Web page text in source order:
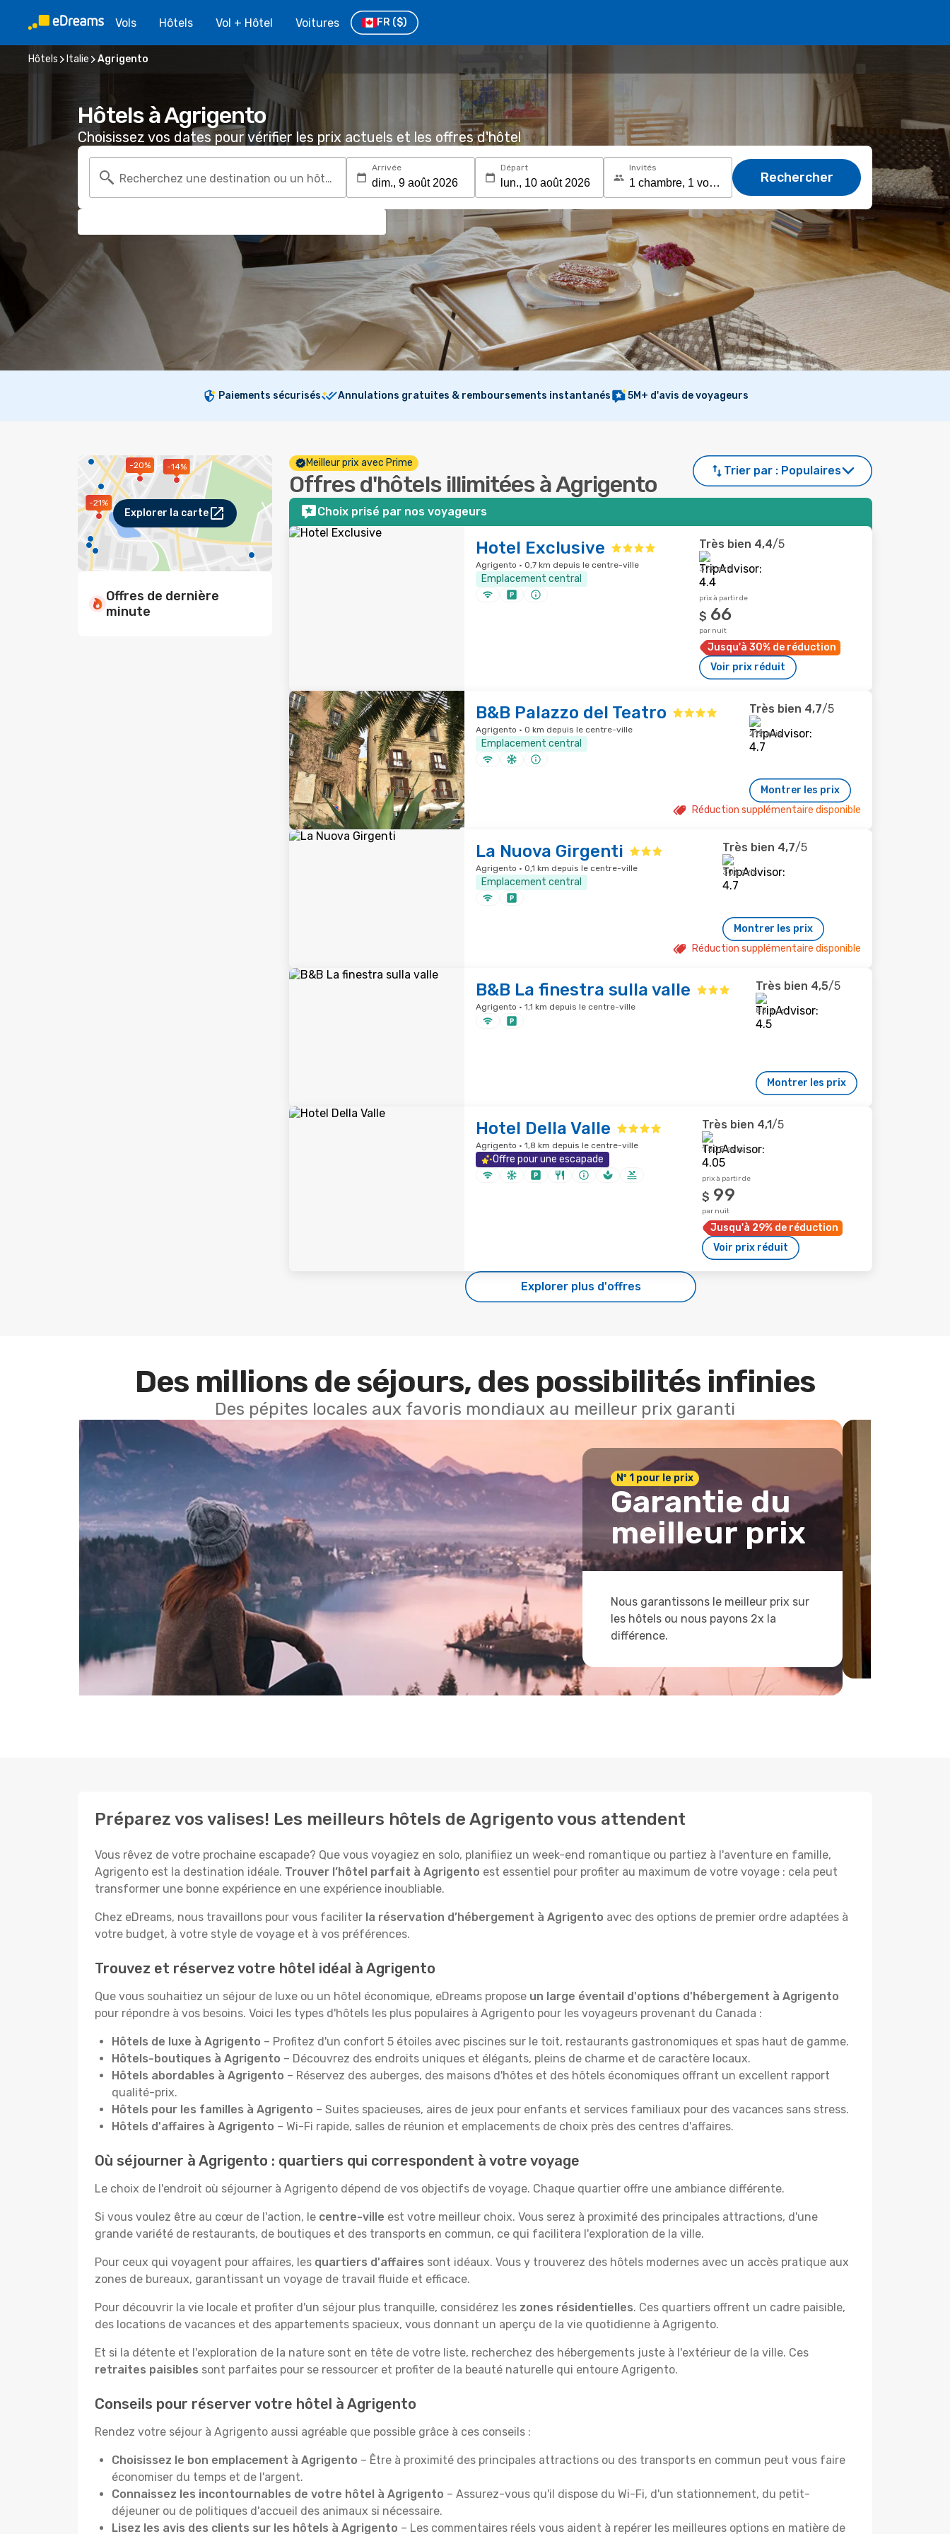
Vols Hôtels Vol + Hôtel Voitures FR ($)
Hôtels Italie Agrigento
Hôtels à Agrigento
Choisissez vos dates pour vérifier les prix actuels et les offres d'hôtel
Recherchez une destination ou un hôtel
Arrivée Départ Invités
Rechercher
Paiements sécurisés Annulations gratuites & remboursements instantanés 5M+ d'avis de voyageurs
-20%
-21%
-14%
Explorer la carte
Offres de dernière
minute
Meilleur prix avec Prime
Offres d'hôtels illimitées à Agrigento
Trier par : Populaires
Choix prisé par nos voyageurs
Hotel Exclusive
Agrigento · 0,7 km depuis le centre-ville
Emplacement central
Très bien 4,4/5
374 avis
prix à partir de
$ 66
par nuit
Jusqu'à 30% de réduction
Voir prix réduit
B&B Palazzo del Teatro
Agrigento · 0 km depuis le centre-ville
Emplacement central
Très bien 4,7/5
219 avis
Montrer les prix
Réduction supplémentaire disponible
La Nuova Girgenti
Agrigento · 0,1 km depuis le centre-ville
Emplacement central
Très bien 4,7/5
306 avis
Montrer les prix
Réduction supplémentaire disponible
B&B La finestra sulla valle
Agrigento · 1,1 km depuis le centre-ville
Très bien 4,5/5
83 avis
Montrer les prix
Hotel Della Valle
Agrigento · 1,8 km depuis le centre-ville
Offre pour une escapade
Très bien 4,1/5
1 505 avis
prix à partir de
$ 99
par nuit
Jusqu'à 29% de réduction
Voir prix réduit
Explorer plus d'offres
Des millions de séjours, des possibilités infinies
Des pépites locales aux favoris mondiaux au meilleur prix garanti
Nº 1 pour le prix
Garantie du
meilleur prix
Nous garantissons le meilleur prix sur
les hôtels ou nous payons 2x la
différence.
Préparez vos valises! Les meilleurs hôtels de Agrigento vous attendent
Vous rêvez de votre prochaine escapade? Que vous voyagiez en solo, planifiiez un week-end romantique ou partiez à l'aventure en famille,
Agrigento est la destination idéale. Trouver l’hôtel parfait à Agrigento est essentiel pour profiter au maximum de votre voyage : cela peut
transformer une bonne expérience en une expérience inoubliable.
Chez eDreams, nous travaillons pour vous faciliter la réservation d’hébergement à Agrigento avec des options de premier ordre adaptées à
votre budget, à votre style de voyage et à vos préférences.
Trouvez et réservez votre hôtel idéal à Agrigento
Que vous souhaitiez un séjour de luxe ou un hôtel économique, eDreams propose un large éventail d'options d'hébergement à Agrigento
pour répondre à vos besoins. Voici les types d'hôtels les plus populaires à Agrigento pour les voyageurs provenant du Canada :
Hôtels de luxe à Agrigento – Profitez d'un confort 5 étoiles avec piscines sur le toit, restaurants gastronomiques et spas haut de gamme.
Hôtels-boutiques à Agrigento – Découvrez des endroits uniques et élégants, pleins de charme et de caractère locaux.
Hôtels abordables à Agrigento – Réservez des auberges, des maisons d'hôtes et des hôtels économiques offrant un excellent rapport
qualité-prix.
Hôtels pour les familles à Agrigento – Suites spacieuses, aires de jeux pour enfants et services familiaux pour des vacances sans stress.
Hôtels d'affaires à Agrigento – Wi-Fi rapide, salles de réunion et emplacements de choix près des centres d'affaires.
Où séjourner à Agrigento : quartiers qui correspondent à votre voyage
Le choix de l'endroit où séjourner à Agrigento dépend de vos objectifs de voyage. Chaque quartier offre une ambiance différente.
Si vous voulez être au cœur de l'action, le centre-ville est votre meilleur choix. Vous serez à proximité des principales attractions, d'une
grande variété de restaurants, de boutiques et des transports en commun, ce qui facilitera l'exploration de la ville.
Pour ceux qui voyagent pour affaires, les quartiers d'affaires sont idéaux. Vous y trouverez des hôtels modernes avec un accès pratique aux
zones de bureaux, garantissant un voyage de travail fluide et efficace.
Pour découvrir la vie locale et profiter d'un séjour plus tranquille, considérez les zones résidentielles. Ces quartiers offrent un cadre paisible,
des locations de vacances et des appartements spacieux, vous donnant un aperçu de la vie quotidienne à Agrigento.
Et si la détente et l'exploration de la nature sont en tête de votre liste, recherchez des hébergements juste à l'extérieur de la ville. Ces
retraites paisibles sont parfaites pour se ressourcer et profiter de la beauté naturelle qui entoure Agrigento.
Conseils pour réserver votre hôtel à Agrigento
Rendez votre séjour à Agrigento aussi agréable que possible grâce à ces conseils :
Choisissez le bon emplacement à Agrigento – Être à proximité des principales attractions ou des transports en commun peut vous faire
économiser du temps et de l'argent.
Connaissez les incontournables de votre hôtel à Agrigento – Assurez-vous qu'il dispose du Wi-Fi, d'un stationnement, du petit-
déjeuner ou de politiques d'accueil des animaux si nécessaire.
Lisez les avis des clients sur les hôtels à Agrigento – Les commentaires réels vous aident à repérer les meilleures options en matière de